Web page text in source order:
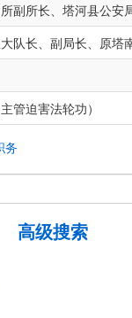
副所长、塔河县公安
队长、副局长、原塔
管迫害法轮功）
务
高级搜索